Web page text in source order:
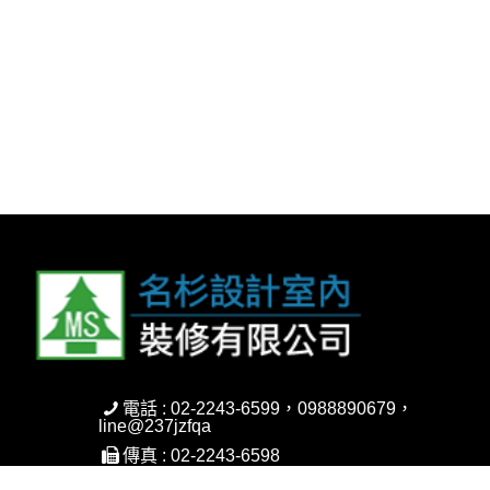
電話 : 02-2243-6599，0988890679，
line@237jzfqa
傳真 : 02-2243-6598